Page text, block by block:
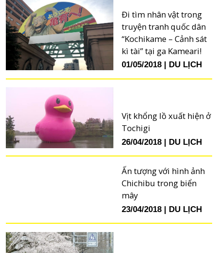
Đi tìm nhân vật trong
truyện tranh quốc dân
“Kochikame – Cảnh sát
kì tài” tại ga Kameari!
01/05/2018 DU LỊCH
Vịt khổng lồ xuất hiện ở
Tochigi
26/04/2018 DU LỊCH
Ấn tượng với hình ảnh
Chichibu trong biển
mây
23/04/2018 DU LỊCH